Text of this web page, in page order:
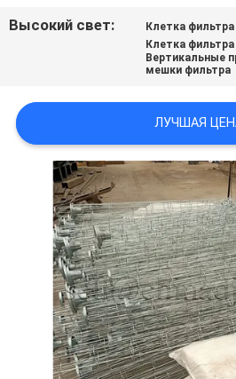
Высокий свет: Клетка
Клетка
Вертикальные
мешки фильтра
ЛУЧШАЯ